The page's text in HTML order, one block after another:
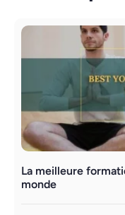
La meilleure
monde